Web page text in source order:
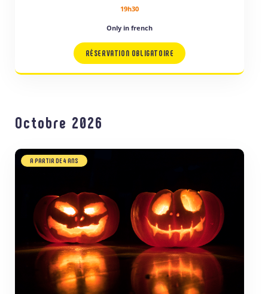
19h30
Only in french
RÉSERVATION OBLIGATOIRE
Octobre 2026
A PARTIR DE 4 ANS